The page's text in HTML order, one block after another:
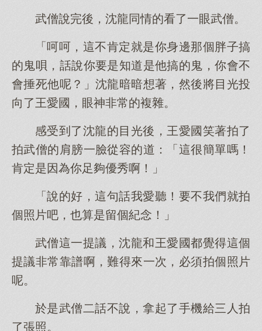
武僧說完後，沈龍同情的看了一眼武僧。
「呵呵，這不肯定就是你身邊那個胖子搞
的鬼唄，話說你要是知道是他搞的鬼，你會不
會捶死他呢？」沈龍暗暗想著，然後將目光投
向了王愛國，眼神非常的複雜。
感受到了沈龍的目光後，王愛國笑著拍了
拍武僧的肩膀一臉從容的道：「這很簡單嗎！
肯定是因為你足夠優秀啊！」
「說的好，這句話我愛聽！要不我們就拍
個照片吧，也算是留個紀念！」
武僧這一提議，沈龍和王愛國都覺得這個
提議非常靠譜啊，難得來一次，必須拍個照片
呢。
於是武僧二話不說，拿起了手機給三人拍
了張照。